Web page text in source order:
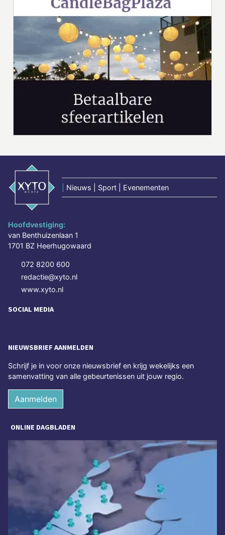
Nieuws | Sport | Evenementen
Hoofdvestiging:
van Benthuizenlaan 1
1701 BZ Heerhugowaard
072 8200 600
redactie@xyto.nl
www.xyto.nl
SOCIAL MEDIA
NIEUWSBRIEF AANMELDEN
Schrijf je in voor onze nieuwsbrief en krijg wekelijks een
samenvatting van alle gebeurtenissen uit jouw regio.
Aanmelden
ONLINE DAGBLADEN